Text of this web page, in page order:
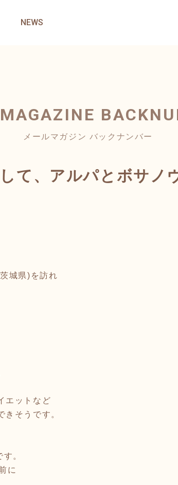
NEWS
メールマガジン バックナンバー
て、アルパとボサノ
城県)を訪れ
エットなど
そうです。
。
に